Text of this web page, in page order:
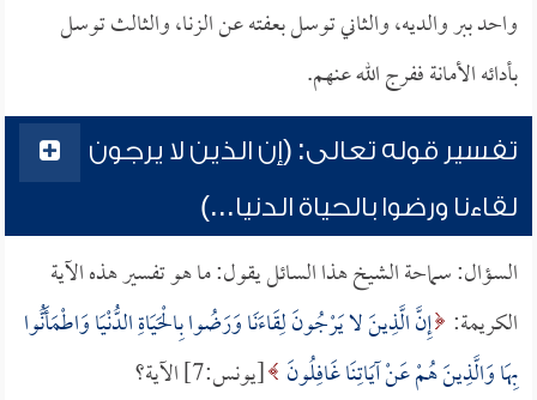
واحد ببر والديه، والثاني توسل بعفته عن الزنا، والثالث توسل
بأدائه الأمانة ففرج الله عنهم.
تفسير قوله تعالى: (إن الذين لا يرجون
لقاءنا ورضوا بالحياة الدنيا...)
السؤال: سماحة الشيخ هذا السائل يقول: ما هو تفسير هذه الآية
الكريمة: إِنَّ الَّذِينَ لا يَرْجُونَ لِقَاءَنَا وَرَضُوا بِالْحَيَاةِ الدُّنْيَا وَاطْمَأَنُّوا
بِهَا وَالَّذِينَ هُمْ عَنْ آيَاتِنَا غَافِلُونَ [يونس:7] الآية؟